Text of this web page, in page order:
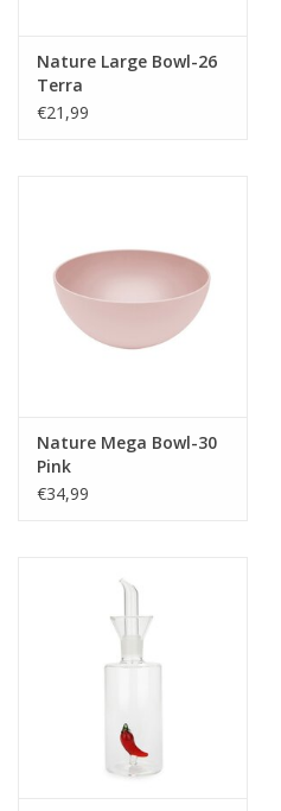
Nature Large Bowl-26
Terra
€21,99
Nature Mega Bowl-30
Pink
€34,99